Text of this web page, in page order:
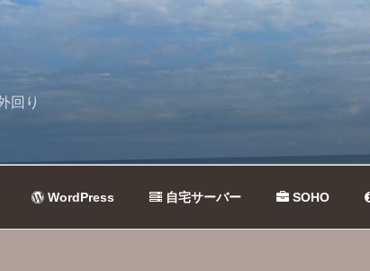
回り
WordPress 自宅サーバー SOHO